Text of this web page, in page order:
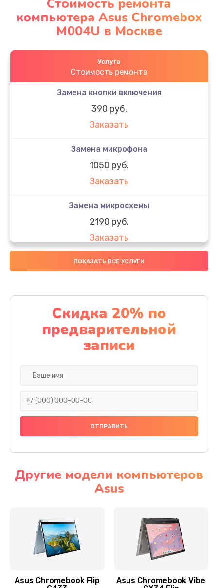
Стоимость ремонта
компьютера Asus Chromebox
M004U в Москве
Услуга
Стоимость ремонта
Замена кнопки включения
390 руб.
Заказать
Замена микрофона
1050 руб.
Заказать
Замена микросхемы
2190 руб.
Заказать
Замена передней камеры
Заказать
Замена полифонического динамика
390 руб.
Заказать
Сбор/Разбор
Чистка динамика и микрофонов (с разбором)
Замена кнопки Home (домой)
Заказать
ПОКАЗАТЬ ВСЕ УСЛУГИ
Скидка 20% по
предварительной
записи
Другие модели компьютеров
Asus
Asus Chromebook Flip
Asus Chromebook Vibe